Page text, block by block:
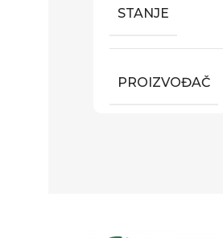
STANJE
PROIZVOĐAČ